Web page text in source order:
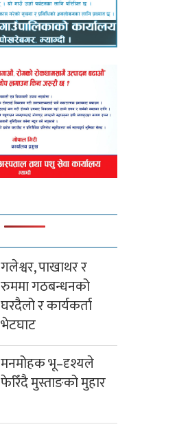
गलेश्वर, पाखाथर र
रुममा गठबन्धनको
घरदैलो र कार्यकर्ता
भेटघाट
मनमोहक भू–दृश्यले
फेरिँदै मुस्ताङको मुहार